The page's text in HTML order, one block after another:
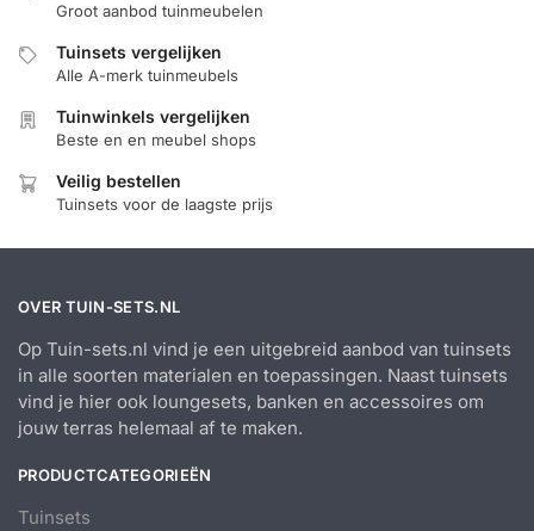
Groot aanbod tuinmeubelen
Tuinsets vergelijken
Alle A-merk tuinmeubels
Tuinwinkels vergelijken
Beste en en meubel shops
Veilig bestellen
Tuinsets voor de laagste prijs
OVER TUIN-SETS.NL
Op Tuin-sets.nl vind je een uitgebreid aanbod van tuinsets
in alle soorten materialen en toepassingen. Naast tuinsets
vind je hier ook loungesets, banken en accessoires om
jouw terras helemaal af te maken.
PRODUCTCATEGORIEËN
Tuinsets